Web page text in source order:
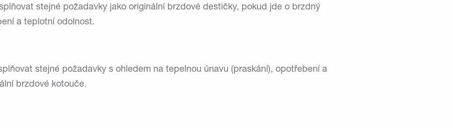
stejné požadavky jako originální brzdové destičky, pokud jde o brzdný
a teplotní odolnost.
stejné požadavky s ohledem na tepelnou únavu (praskání), opotřebení a
brzdové kotouče.